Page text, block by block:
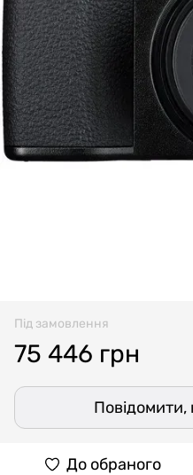
Під замовлення
75 446 грн
Повідомити,
До обраного